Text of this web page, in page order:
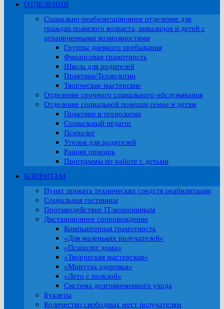
ОТДЕЛЕНИЯ
Социально-реабилитационное отделение для
граждан пожилого возраста, инвалидов и детей с
ограниченными возможностями
Группы дневного пребывания
Финансовая грамотность
Школа для родителей
Практики/Технологии
Творческие мастерские
Отделение срочного социального обслуживания
Отделение социальной помощи семье и детям
Практики и технологии
Социальный педагог
Психолог
Уголок для родителей
Ранняя помощь
Программы по работе с детьми
КЛИЕНТАМ
Пункт проката технических средств реабилитации
Социальная гостиница
Противодействие IT-мошенникам
Дистанционное сопровождение
Компьютерная грамотность
«Для маленьких получателей»
«Психолог дома»
«Творческая мастерская»
«Минутка здоровья»
«Лето с пользой»
Система долговременного ухода
Буклеты
Количество свободных мест получателям